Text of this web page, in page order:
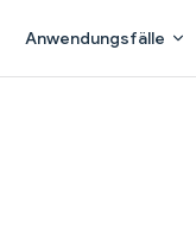
Anwendungsfälle